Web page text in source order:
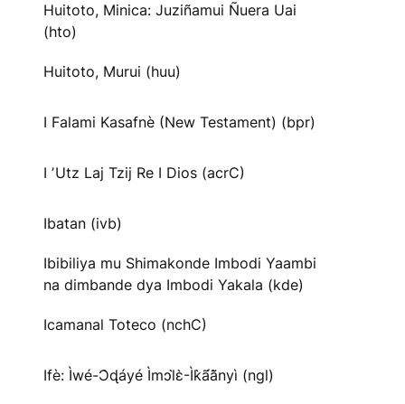
Huitoto, Minica: Juziñamui Ñuera Uai
(hto)
Huitoto, Murui (huu)
I Falami Kasafnè (New Testament) (bpr)
I ʼUtz Laj Tzij Re I Dios (acrC)
Ibatan (ivb)
Ibibiliya mu Shimakonde Imbodi Yaambi
na dimbande dya Imbodi Yakala (kde)
Icamanal Toteco (nchC)
Ifè: Ìwé-Ɔ̀ɖáyé Ìmↄl̀ɛ̀-Ìk̀ã́ã̀nyì (ngl)